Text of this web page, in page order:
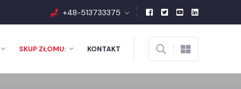
+48-513733375
SKUP ZŁOMU: KONTAKT